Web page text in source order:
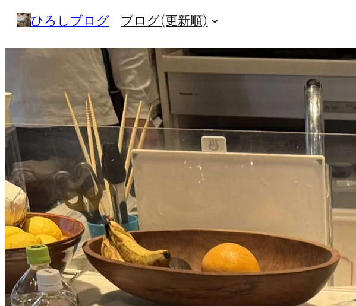
を
ッ
プ
ひろしブログ ブログ(更新順)